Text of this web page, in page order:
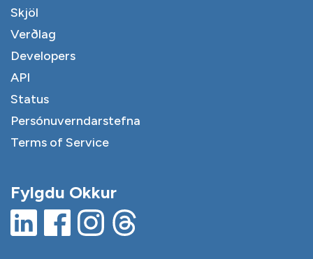
Skjöl
Verðlag
Developers
API
Status
Persónuverndarstefna
Terms of Service
Fylgdu Okkur